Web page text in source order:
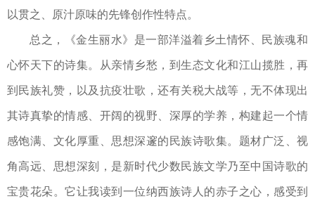
以贯之、原汁原味的先锋创作性特点。
总之，《金生丽水》是一部洋溢着乡土情怀、民族魂和
心怀天下的诗集。从亲情乡愁，到生态文化和江山揽胜，再
到民族礼赞，以及抗疫壮歌，还有关税大战等，无不体现出
其诗真挚的情感、开阔的视野、深厚的学养，构建起一个情
感饱满、文化厚重、思想深邃的民族诗歌集。题材广泛、视
角高远、思想深刻，是新时代少数民族文学乃至中国诗歌的
宝贵花朵。它让我读到一位纳西族诗人的赤子之心，感受到